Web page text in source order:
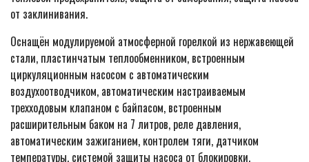
от заклинивания.
Оснащён модулируемой атмосферной горелкой из нержавеющей
стали, пластинчатым теплообменником, встроенным
циркуляционным насосом с автоматическим
воздухоотводчиком, автоматическим настраиваемым
трехходовым клапаном с байпасом, встроенным
расширительным баком на 7 литров, реле давления,
автоматическим зажиганием, контролем тяги, датчиком
температуры, системой защиты насоса от блокировки.